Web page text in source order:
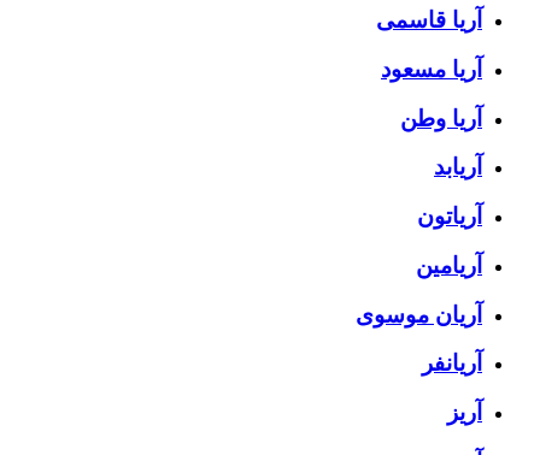
آریا قاسمی
آریا مسعود
آریا وطن
آریابد
آریاتون
آریامین
آریان موسوی
آریانفر
آریز